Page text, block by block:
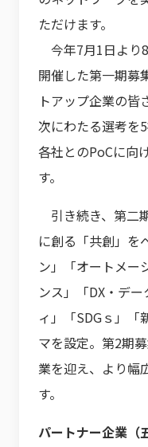
ただけます。
今年7月1日より
開催した第一期募
トアップ企業の
次にわたる選考を
各社とのPoCに向
す。
引き続き、第二
に創る「共創」を
ン」「オートメー
ンス」「DX・デ
ィ」「SDGｓ」「
マを設定。第2期
業を迎え、より幅
す。
パートナー企業（